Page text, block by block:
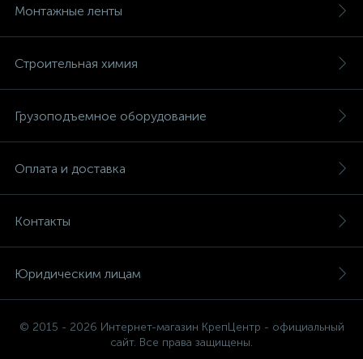
Монтажные ленты
Строительная химия
Грузоподъемное оборудование
Оплата и доставка
Контакты
Юридическим лицам
© 2015 - 2026 Интернет-магазин КрепЦентр - официальный
сайт. Все права защищены.